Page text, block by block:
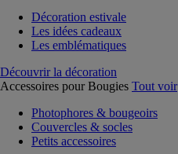
Décoration estivale
Les idées cadeaux
Les emblématiques
Découvrir la décoration
Accessoires pour Bougies Tout voir
Photophores & bougeoirs
Couvercles & socles
Petits accessoires